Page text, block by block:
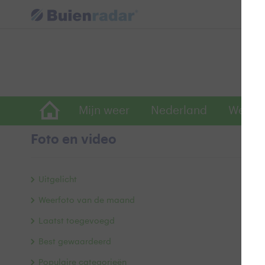
Mijn weer Nederland
Foto en video
Uitgelicht
Weerfoto van de maand
Laatst toegevoegd
Best gewaardeerd
Populaire categorieën